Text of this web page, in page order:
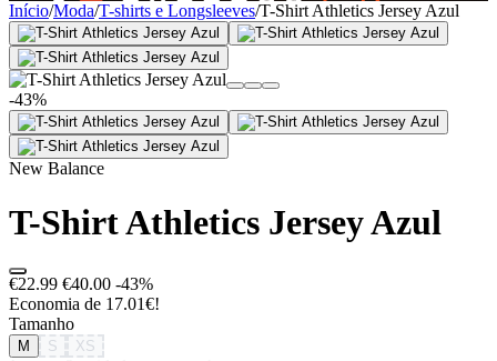
SINCE 2005
+de 36.000 reviews
Início/Moda/T-shirts e Longsleeves/T-Shirt Athletics Jersey Azul
-43%
New Balance
T-Shirt Athletics Jersey Azul
€22.99 €40.00 -43%
Economia de 17.01€!
Tamanho
M S XS